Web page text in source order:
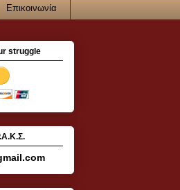
Επικοινωνία
struggle